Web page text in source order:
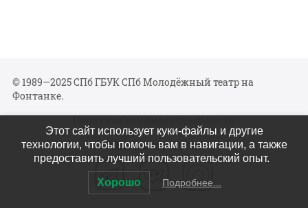
© 1989—2025 СПб ГБУК СПб Молодёжный театр на
Фонтанке.
Политика конфиденциальности
Мы в соцсетях
Этот сайт использует куки-файлы и другие
технологии, чтобы помочь вам в навигации, а также
предоставить лучший пользовательский опыт.
Хорошо Подробнее...